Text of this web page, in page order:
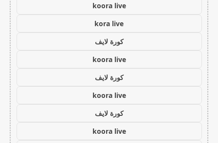
koora live
kora live
كورة لايف
koora live
كورة لايف
koora live
كورة لايف
koora live